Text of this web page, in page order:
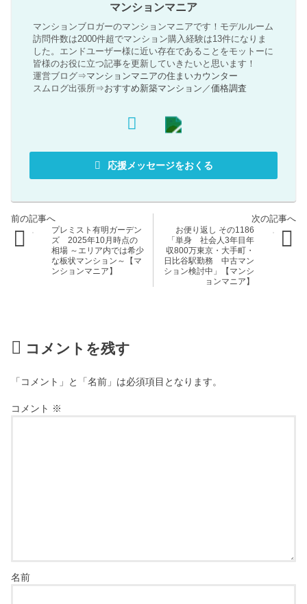
マンションマニア
マンションブロガーのマンションマニアです！モデルルーム
訪問件数は2000件超でマンション購入経験は13件になりま
した。エンドユーザー様に近い存在であることをモットーに
皆様のお役に立つ記事を更新していきたいと思います！
運営ブログ⇒マンションマニアの住まいカウンター
スムログ出張所⇒おすすめ新築マンション ／価格調査
応援メッセージをおくる
プレミスト有明ガーデン
ズ 2025年10月時点の
相場 ～エリア内では希少
な板状マンション～【マ
ンションマニア】
お便り返し その1186
「単身 社会人3年目年
収800万東京・大手町・
日比谷駅勤務 中古マン
ション検討中」【マンシ
ョンマニア】
コメントを残す
「コメント」と「名前」は必須項目となります。
コメント ※
名前